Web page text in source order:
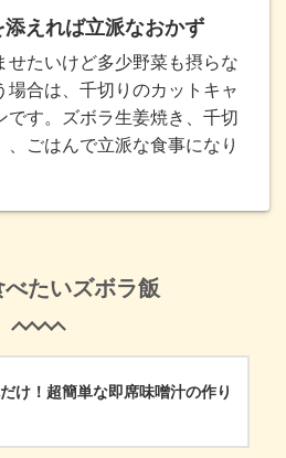
えれば立派なおかず
せたいけど多少野菜も摂らな
場合は、千切りのカットキャ
です。ズボラ生姜焼き、千切
、ごはんで立派な食事になり
たいズボラ飯
け！超簡単な即席味噌汁の作り